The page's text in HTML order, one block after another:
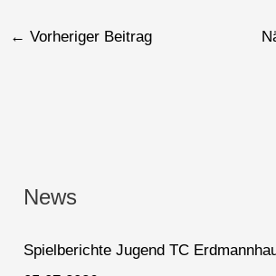
← Vorheriger Beitrag
News
Spielberichte Jugend TC